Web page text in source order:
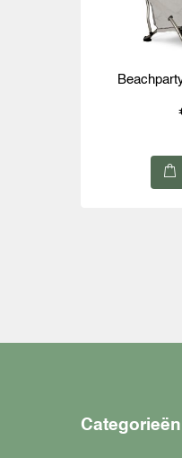
Categorieën